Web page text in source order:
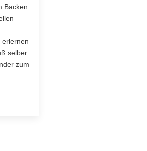
Backen
erlernen
selber
zum